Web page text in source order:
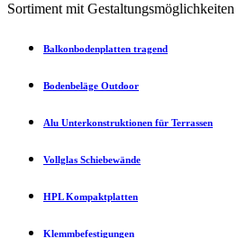
Sortiment mit Gestaltungsmöglichkeiten
Balkonbodenplatten tragend
Bodenbeläge Outdoor
Alu Unterkonstruktionen für Terrassen
Vollglas Schiebewände
HPL Kompaktplatten
Klemmbefestigungen